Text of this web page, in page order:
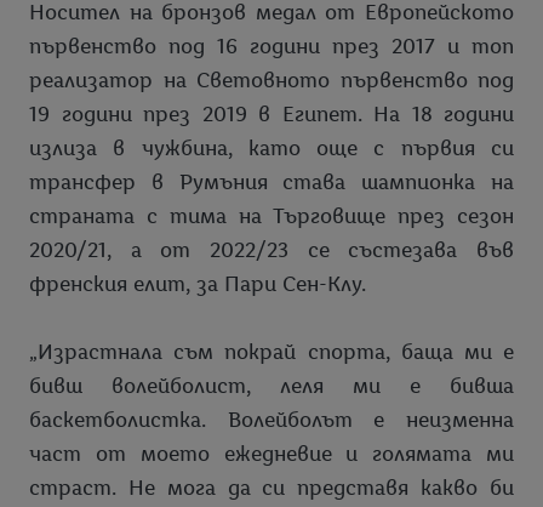
Носител на бронзов медал от Европейското
първенство под 16 години през 2017 и топ
реализатор на Световното първенство под
19 години през 2019 в Египет. На 18 години
излиза в чужбина, като още с първия си
трансфер в Румъния става шампионка на
страната с тима на Търговище през сезон
2020/21, а от 2022/23 се състезава във
френския елит, за Пари Сен-Клу.
„Израстнала съм покрай спорта, баща ми е
бивш волейболист, леля ми е бивша
баскетболистка. Волейболът е неизменна
част от моето ежедневие и голямата ми
страст. Не мога да си представя какво би